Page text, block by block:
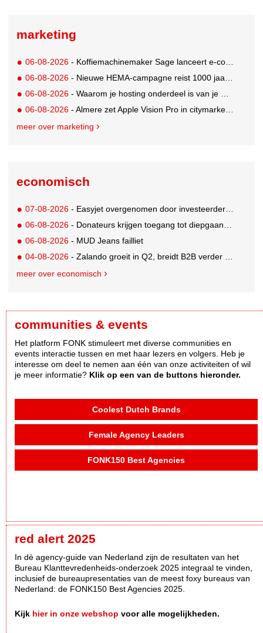
marketing
06-08-2026 - Koffiemachinemaker Sage lanceert e-commerceplatform voor koffieliefhebbers
06-08-2026 - Nieuwe HEMA-campagne reist 1000 jaar terug in de tijd naar 'Hemastein'
06-08-2026 - Waarom je hosting onderdeel is van je merkstrategie
06-08-2026 - Almere zet Apple Vision Pro in citymarketing
meer over marketing
economisch
07-08-2026 - Easyjet overgenomen door investeerder Apollo
06-08-2026 - Donateurs krijgen toegang tot diepgaandere informatie over goede doelen
06-08-2026 - MUD Jeans failliet
04-08-2026 - Zalando groeit in Q2, breidt B2B verder uit en innoveert met AI
meer over economisch
communities & events
Het platform FONK stimuleert met diverse communities en
events interactie tussen en met haar lezers en volgers. Heb je
interesse om deel te nemen aan één van onze activiteiten of wil
je meer informatie? Klik op een van de buttons hieronder.
Coolest Dutch Brands
Female Agency Leaders
FONK150 Best Agencies
red alert 2025
In dè agency-guide van Nederland zijn de resultaten van het
Bureau Klanttevredenheids-onderzoek 2025 integraal te vinden,
inclusief de bureaupresentaties van de meest foxy bureaus van
Nederland: de FONK150 Best Agencies 2025.
Kijk hier in onze webshop voor alle mogelijkheden.